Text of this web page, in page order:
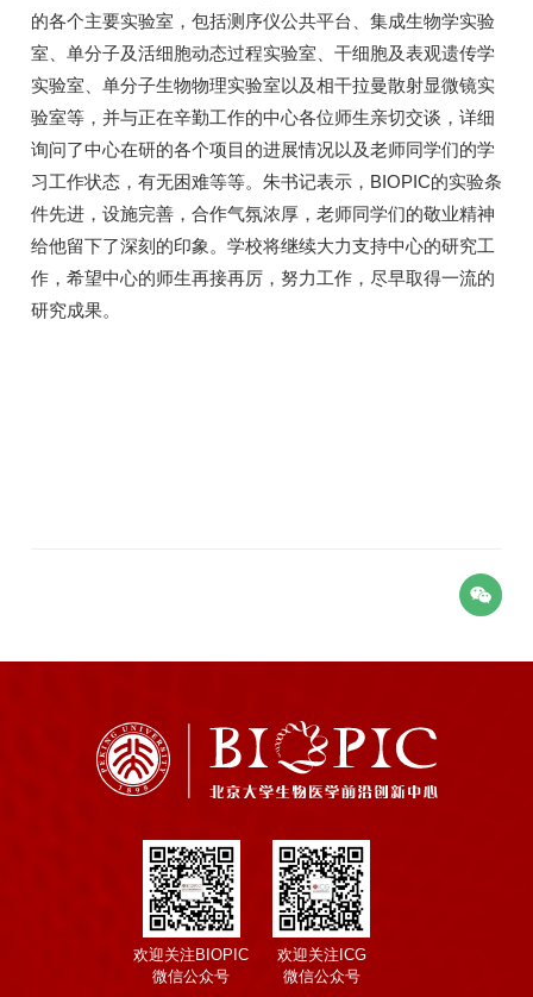
的各个主要实验室，包括测序仪公共平台、集成生物学实验
室、单分子及活细胞动态过程实验室、干细胞及表观遗传学
实验室、单分子生物物理实验室以及相干拉曼散射显微镜实
验室等，并与正在辛勤工作的中心各位师生亲切交谈，详细
询问了中心在研的各个项目的进展情况以及老师同学们的学
习工作状态，有无困难等等。朱书记表示，BIOPIC的实验条
件先进，设施完善，合作气氛浓厚，老师同学们的敬业精神
给他留下了深刻的印象。学校将继续大力支持中心的研究工
作，希望中心的师生再接再厉，努力工作，尽早取得一流的
研究成果。
欢迎关注BIOPIC
微信公众号
欢迎关注ICG
微信公众号